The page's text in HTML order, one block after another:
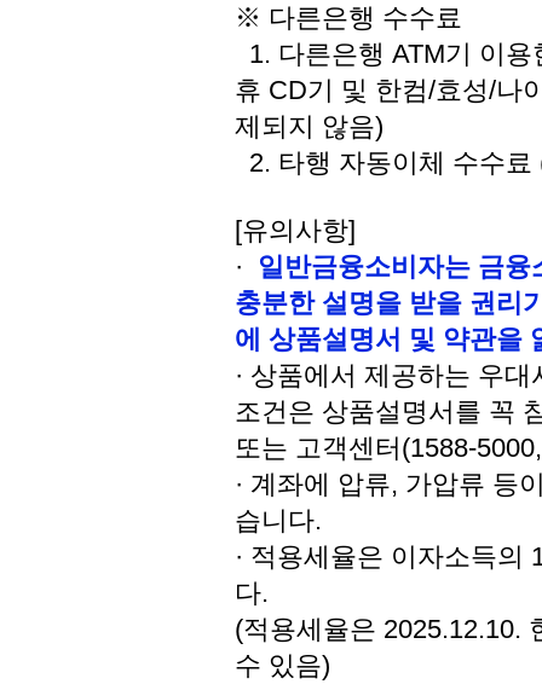
※ 다른은행 수수료
1. 다른은행 ATM기 이
휴 CD기 및 한컴/효성/나
제되지 않음)
2. 타행 자동이체 수수
[유의사항]
·
일반금융소비자는 금
충분한 설명을 받을 권리
에 상품설명서 및 약관을
· 상품에서 제공하는 우
조건은 상품설명서를 꼭
또는 고객센터(1588-
· 계좌에 압류, 가압류 등
습니다.
· 적용세율은 이자소득의
다.
(적용세율은 2025.12.10.
수 있음)